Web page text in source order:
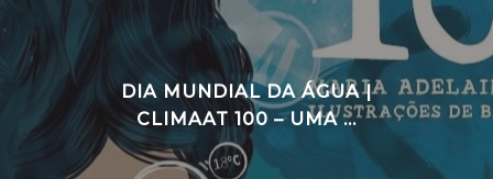
DIA MUNDIAL DA ÁGUA |
CLIMAAT 100 – UMA ...